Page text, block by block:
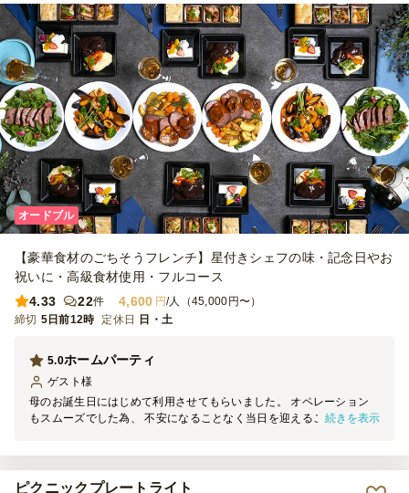
オードブル
【豪華食材のごちそうフレンチ】星付きシェフの味・記念日やお
祝いに・高級食材使用・フルコース
4.33
22件 4,600 円/人（45,000円〜）
締切 5日前12時 定休日 日・土
ホームパーティ
5.0
ゲスト 様
母のお誕生日にはじめて利用させてもらいました。 オペレーション
もスムーズでした為、 不安になることなく当日を迎えることができ
続きを表示
ピクニックプレートライト